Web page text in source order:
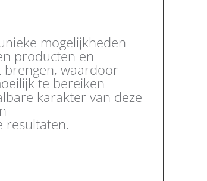
mogelijkheden
producten en
waardoor
te bereiken
karakter van deze
resultaten.